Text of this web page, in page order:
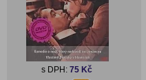
s DPH:75 Kč